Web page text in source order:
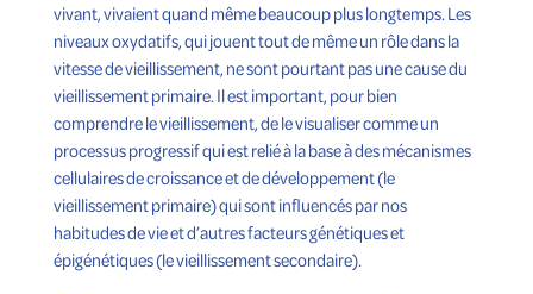
vivant, vivaient quand même beaucoup plus longtemps. Les
niveaux oxydatifs, qui jouent tout de même un rôle dans la
vitesse de vieillissement, ne sont pourtant pas une cause du
vieillissement primaire. Il est important, pour bien
comprendre le vieillissement, de le visualiser comme un
processus progressif qui est relié à la base à des mécanismes
cellulaires de croissance et de développement (le
vieillissement primaire) qui sont influencés par nos
habitudes de vie et d’autres facteurs génétiques et
épigénétiques (le vieillissement secondaire).